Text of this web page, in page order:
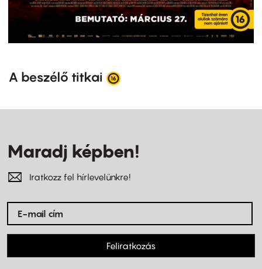
A beszélő titkai
Maradj képben!
Iratkozz fel hírlevelünkre!
Feliratkozás